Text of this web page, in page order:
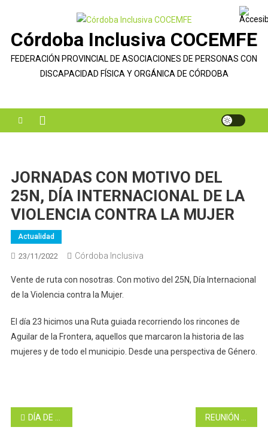
contenido
Córdoba Inclusiva COCEMFE
FEDERACIÓN PROVINCIAL DE ASOCIACIONES DE PERSONAS CON
DISCAPACIDAD FÍSICA Y ORGÁNICA DE CÓRDOBA
JORNADAS CON MOTIVO DEL
25N, DÍA INTERNACIONAL DE LA
VIOLENCIA CONTRA LA MUJER
Actualidad
23/11/2022 Córdoba Inclusiva
Vente de ruta con nosotras. Con motivo del 25N, Día Internacional
de la Violencia contra la Mujer.
El día 23 hicimos una Ruta guiada recorriendo los rincones de
Aguilar de la Frontera, aquellos que marcaron la historia de las
mujeres y de todo el municipio. Desde una perspectiva de Género.
Navegación
DÍA DE LA DISCAPACIDAD FÍSICA Y ORGÁNICA. Inclusión, Integración y Visibilidad